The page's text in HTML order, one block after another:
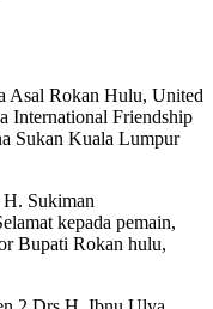
Asal Rokan Hulu, United
International Friendship
Sukan Kuala Lumpur
Sukiman
kepada pemain,
Bupati Rokan hulu,